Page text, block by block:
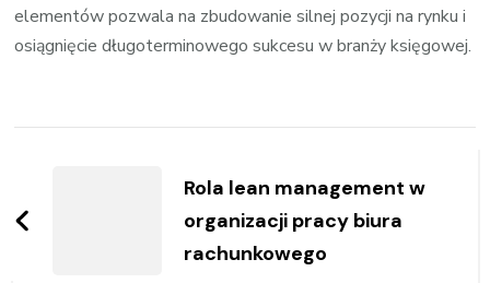
elementów pozwala na zbudowanie silnej pozycji na rynku i
osiągnięcie długoterminowego sukcesu w branży księgowej.
Rola lean management w
organizacji pracy biura
rachunkowego